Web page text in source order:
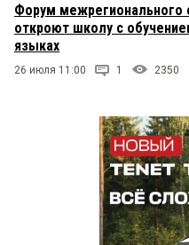
Форум межрегионального
откроют школу с
языках
26 июля 11:00 1 2350